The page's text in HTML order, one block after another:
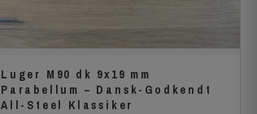
Luger M90 dk 9x19 mm
Parabellum – Dansk-Godkendt
All-Steel Klassiker